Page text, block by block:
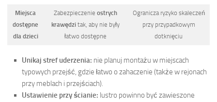
Miejsca
dostępne
dla dzieci
Zabezpieczenie ostrych
krawędzi tak, aby nie były
łatwo dostępne
Ogranicza ryzyko skaleczeń
przy przypadkowym
dotknięciu
Unikaj stref uderzenia: nie planuj montażu w miejscach
typowych przejść, gdzie łatwo o zahaczenie (także w rejonach
przy meblach i przejściach).
Ustawienie przy ścianie: lustro powinno być zawieszone